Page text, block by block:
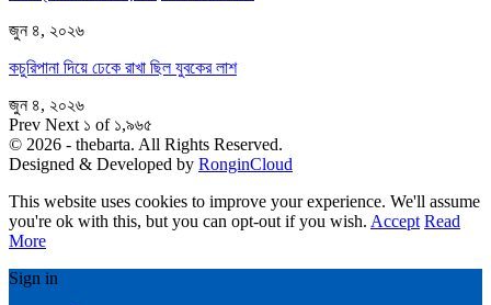
জুন ৪, ২০২৬
কচুরিপানা দিয়ে ঢেকে রাখা ছিল যুবকের লাশ
জুন ৪, ২০২৬
Prev Next ১ of ১,৯৬৫
© 2026 - thebarta. All Rights Reserved.
Designed & Developed by RonginCloud
This website uses cookies to improve your experience. We'll assume
you're ok with this, but you can opt-out if you wish. Accept Read
More
Sign in